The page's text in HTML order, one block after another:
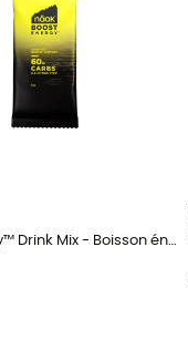
Boost Energy™ Drink Mix - Boisson énergétique